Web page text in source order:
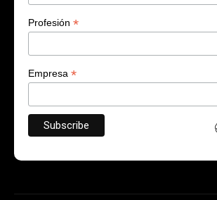
Profesión *
Empresa *